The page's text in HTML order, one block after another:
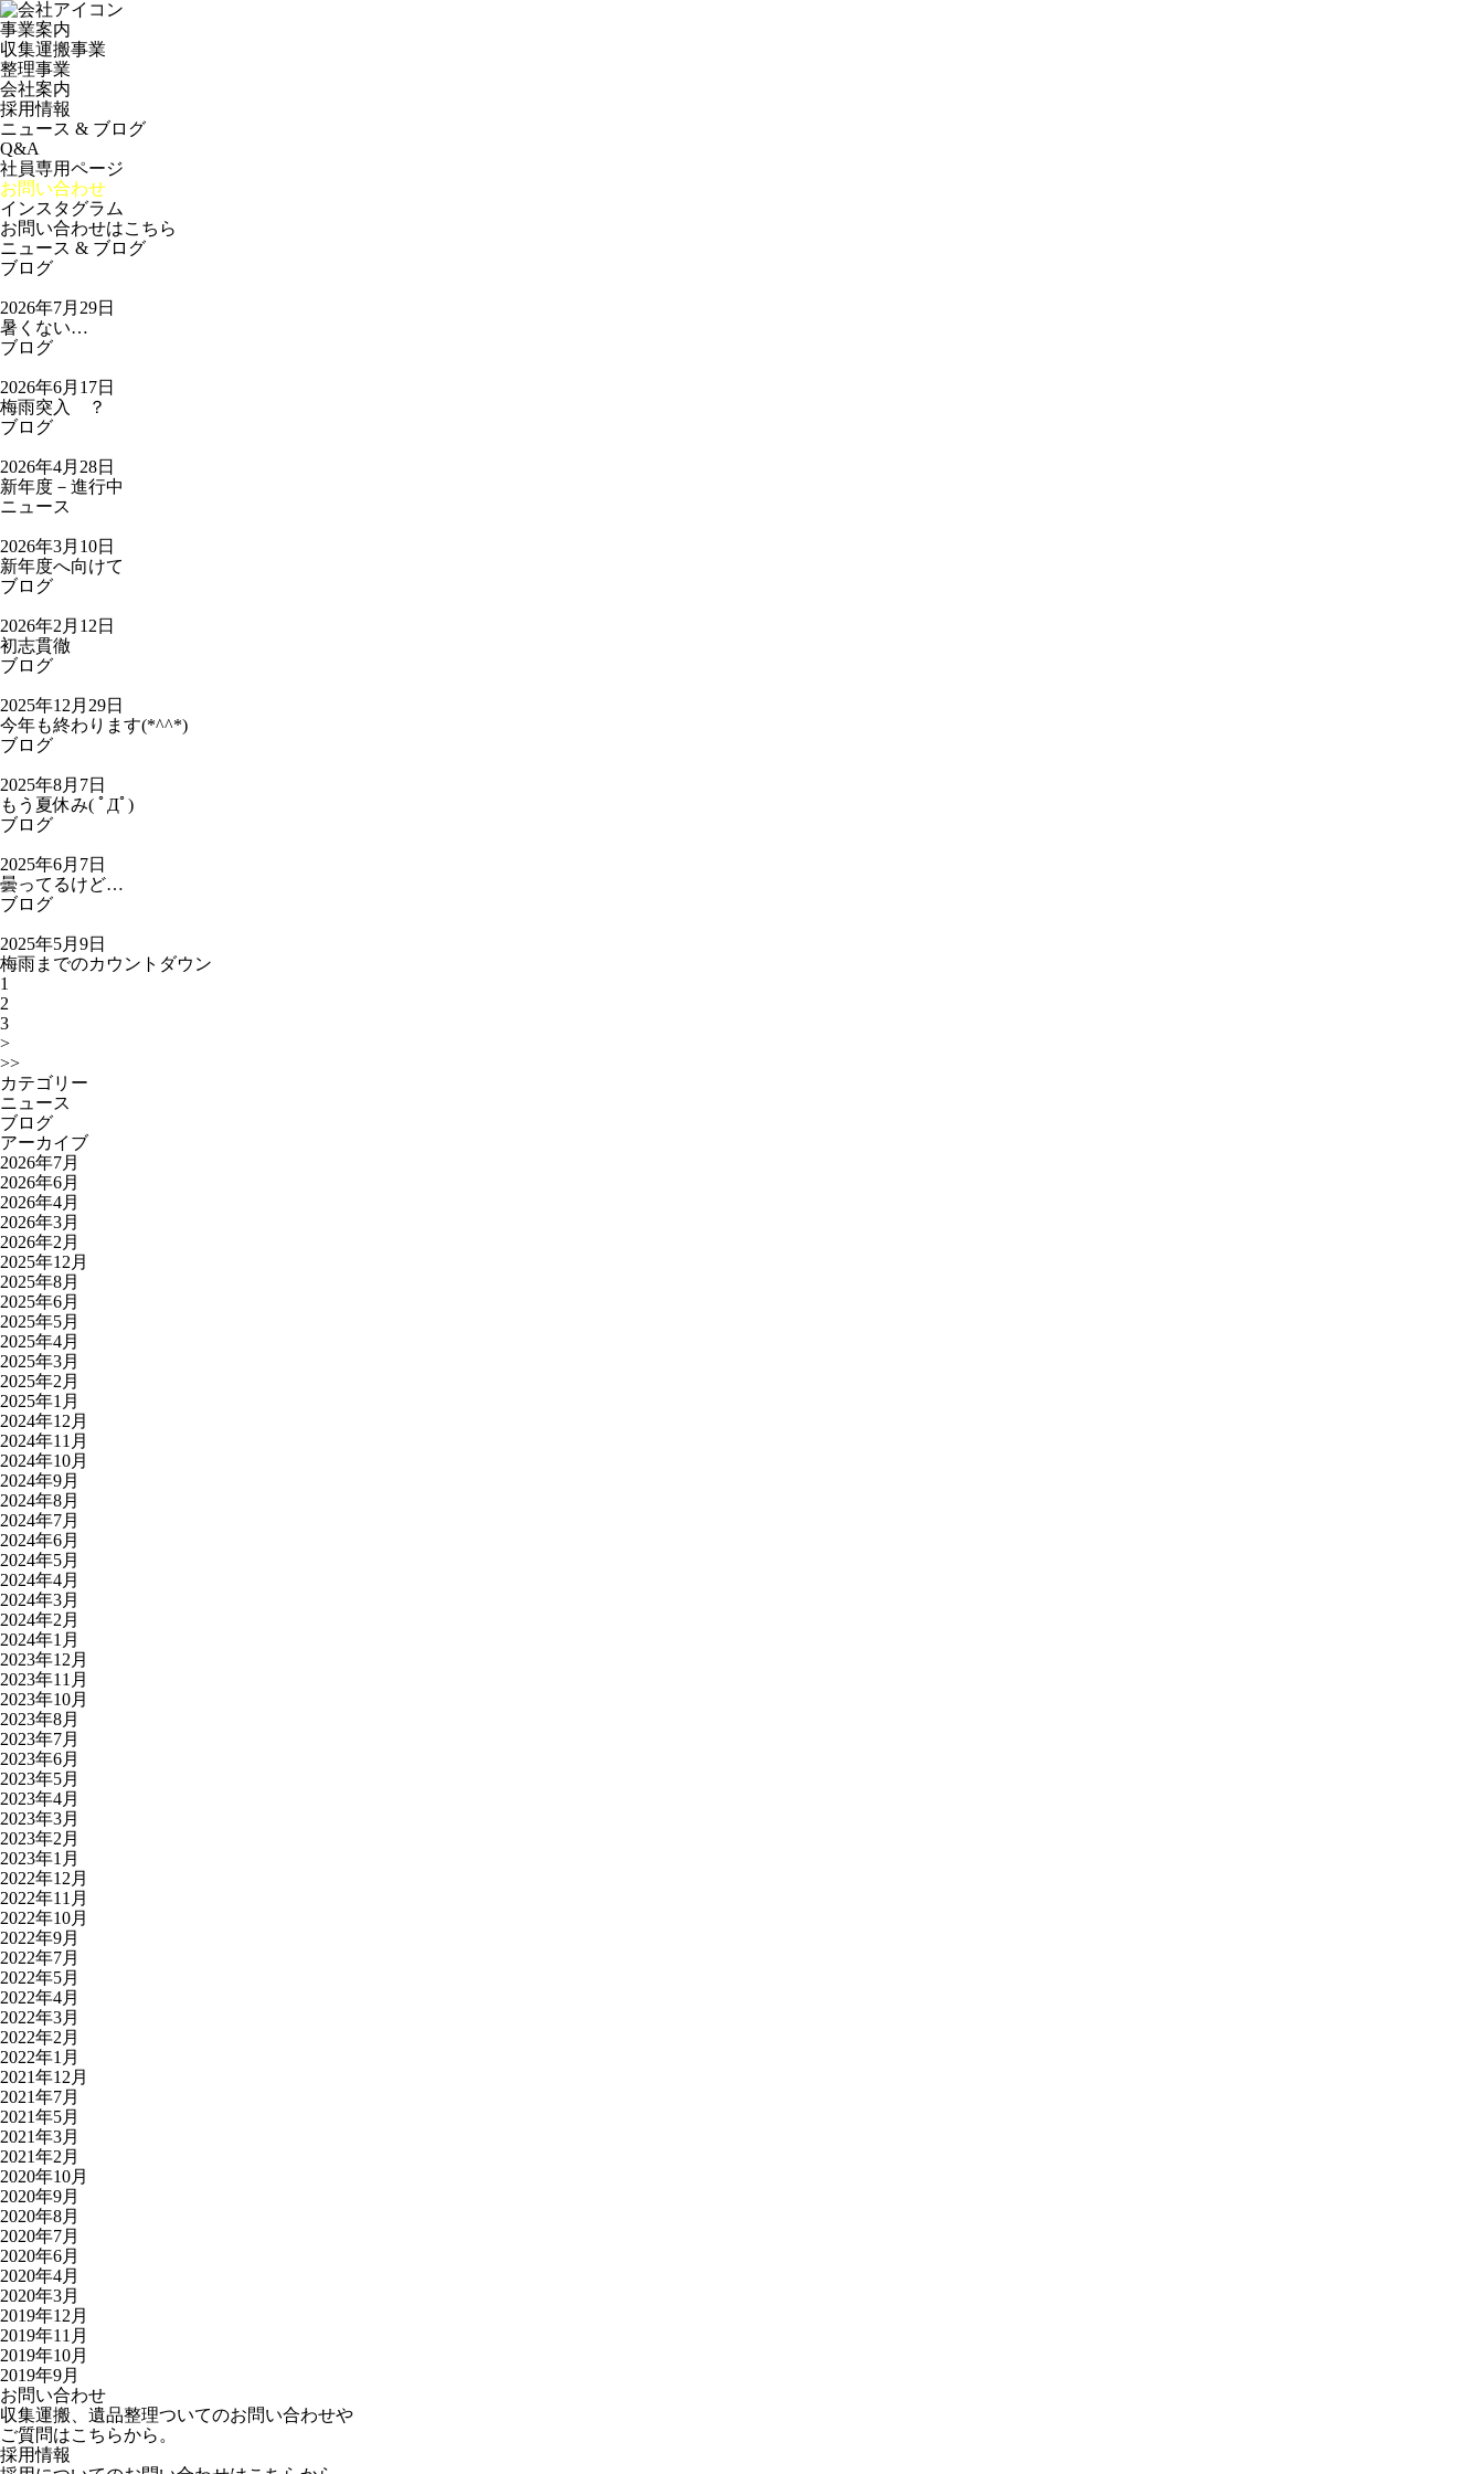
事業案内
収集運搬事業
整理事業
会社案内
採用情報
ニュース & ブログ
Q&A
社員専用ページ
お問い合わせ
インスタグラム
お問い合わせはこちら
ニュース & ブログ
ブログ
2026年7月29日
暑くない…
ブログ
2026年6月17日
梅雨突入 ？
ブログ
2026年4月28日
新年度－進行中
ニュース
2026年3月10日
新年度へ向けて
ブログ
2026年2月12日
初志貫徹
ブログ
2025年12月29日
今年も終わります(*^^*)
ブログ
2025年8月7日
もう夏休み( ﾟДﾟ)
ブログ
2025年6月7日
曇ってるけど…
ブログ
2025年5月9日
梅雨までのカウントダウン
1
2
3
>
>>
カテゴリー
ニュース
ブログ
アーカイブ
2026年7月
2026年6月
2026年4月
2026年3月
2026年2月
2025年12月
2025年8月
2025年6月
2025年5月
2025年4月
2025年3月
2025年2月
2025年1月
2024年12月
2024年11月
2024年10月
2024年9月
2024年8月
2024年7月
2024年6月
2024年5月
2024年4月
2024年3月
2024年2月
2024年1月
2023年12月
2023年11月
2023年10月
2023年8月
2023年7月
2023年6月
2023年5月
2023年4月
2023年3月
2023年2月
2023年1月
2022年12月
2022年11月
2022年10月
2022年9月
2022年7月
2022年5月
2022年4月
2022年3月
2022年2月
2022年1月
2021年12月
2021年7月
2021年5月
2021年3月
2021年2月
2020年10月
2020年9月
2020年8月
2020年7月
2020年6月
2020年4月
2020年3月
2019年12月
2019年11月
2019年10月
2019年9月
お問い合わせ
収集運搬、遺品整理ついてのお問い合わせや
ご質問はこちらから。
採用情報